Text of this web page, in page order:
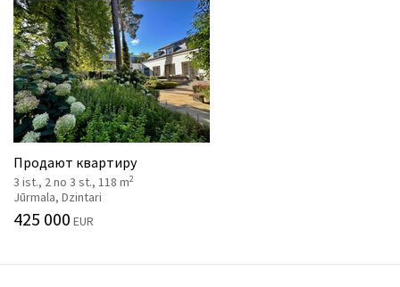
Продают квартиру
3 ist., 2 no 3 st., 118 m2
Jūrmala, Dzintari
425 000 EUR